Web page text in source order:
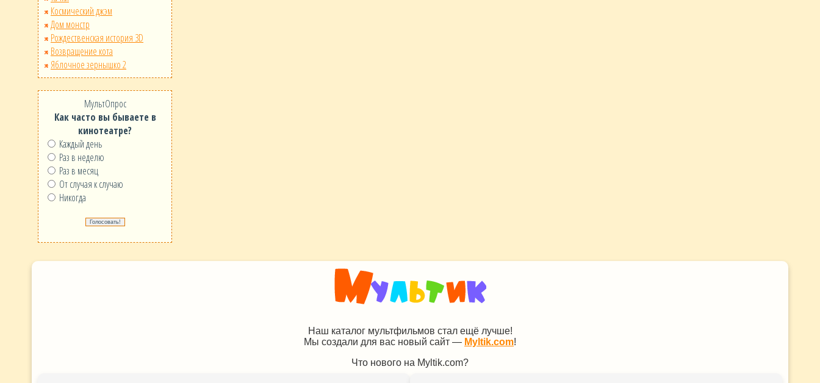
Космический джэм
Дом монстр
Рождественская история 3D
Возвращение кота
Яблочное зернышко 2
МультОпрос
Как часто вы бываете в
кинотеатре?
Каждый день
Раз в неделю
Раз в месяц
От случая к случаю
Никогда
Наш каталог мультфильмов стал ещё лучше!
Мы создали для вас новый сайт — Myltik.com!
Что нового на Myltik.com?